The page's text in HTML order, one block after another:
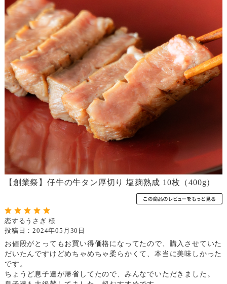
【創業祭】仔牛の牛タン厚切り 塩麹熟成 10枚（400g）
恋するうさぎ 様
投稿日：2024年05月30日
お値段がとってもお買い得価格になってたので、購入させていた
だいたんですけどめちゃめちゃ柔らかくて、本当に美味しかった
です。
ちょうど息子達が帰省してたので、みんなでいただきました。